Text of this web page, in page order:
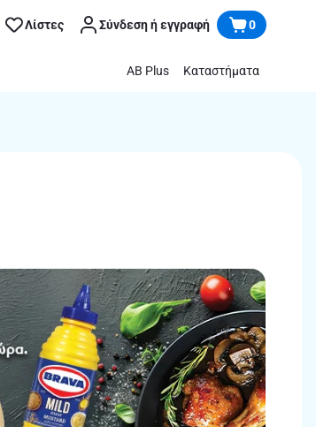
Λίστες Σύνδεση ή εγγραφή 0
AB Plus Καταστήματα